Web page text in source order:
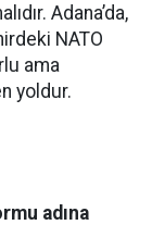
Adana’da,
NATO
ama
yoldur.
adına